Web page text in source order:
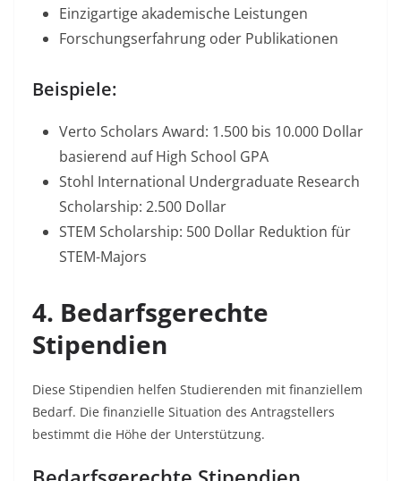
Einzigartige akademische Leistungen
Forschungserfahrung oder Publikationen
Beispiele:
Verto Scholars Award: 1.500 bis 10.000 Dollar
basierend auf High School GPA​
Stohl International Undergraduate Research
Scholarship: 2.500 Dollar​
STEM Scholarship: 500 Dollar Reduktion für
STEM-Majors​
4. Bedarfsgerechte
Stipendien
Diese Stipendien helfen Studierenden mit finanziellem
Bedarf. Die finanzielle Situation des Antragstellers
bestimmt die Höhe der Unterstützung.​